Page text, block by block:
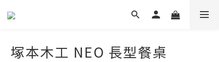
塚本木工 NEO 長型餐桌